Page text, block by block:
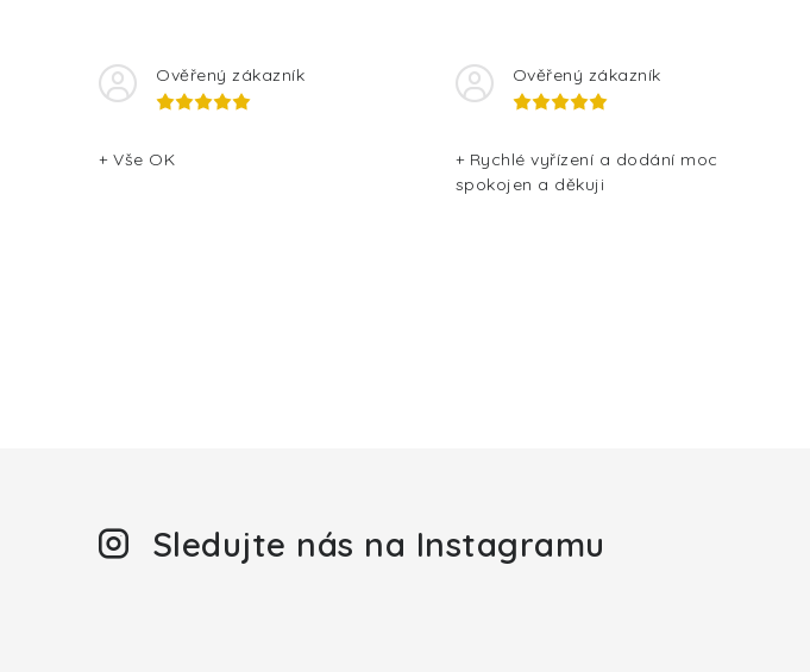
Ověřený zákazník
+ Vše OK
Ověřený zákazník
+ Rychlé vyřízení a dodání moc
spokojen a děkuji
Sledujte nás na Instagramu